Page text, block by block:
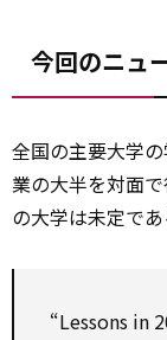
今回のニュ
全国の主要大学
業の大半を対面で
の大学は未定で
“Lessons in